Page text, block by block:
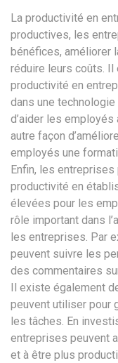
La productivité en
productives, les
bénéfices, améliorer
réduire leurs coûts. Il
productivité en
dans une
d’aider les employés
autre façon
employés une
Enfin, les
productivité en
élevées pour les
rôle important dans
les entreprises. Par
peuvent suivre les
des commentaires
Il existe également
peuvent utiliser pour
les tâches. En
entreprises peuvent
et à être plus